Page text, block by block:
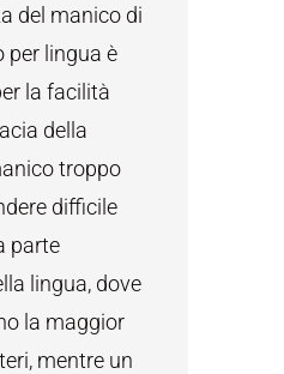
del manico di
per lingua è
la facilità
della
troppo
difficile
parte
lingua, dove
la maggior
mentre un